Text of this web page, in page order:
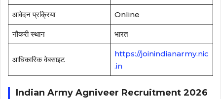
आवेदन प्रक्रिया Online
नौकरी स्थान भारत
आधिकारिक वेबसाइट
https://joinindianarmy.nic
.in
Indian Army Agniveer Recruitment 2026